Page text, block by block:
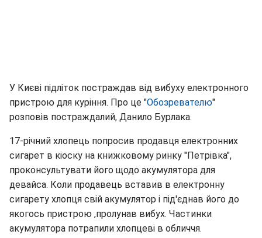
У Києві підліток постраждав від вибуху електронного
пристрою для куріння. Про це "Обозревателю"
розповів постраждалий, Данило Бурлака.
17-річний хлопець попросив продавця електронних
сигарет в кіоску на книжковому ринку "Петрівка",
проконсультувати його щодо акумулятора для
девайса. Коли продавець вставив в електронну
сигарету хлопця свій акумулятор і під'єднав його до
якогось пристрою ,пролунав вибух. Частинки
акумулятора потрапили хлопцеві в обличчя.